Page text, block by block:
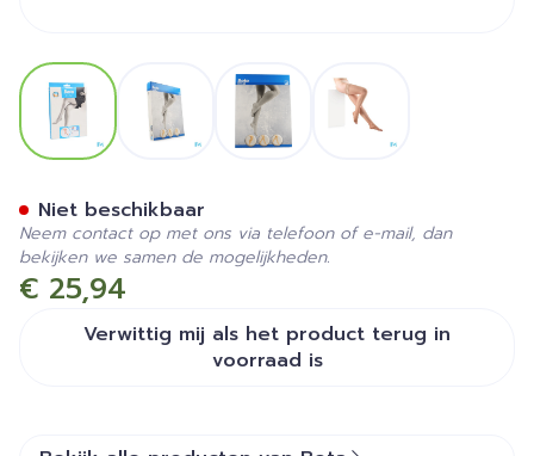
View larger imageView larger imageView larger image
€ 25,94
Verwittig mij als het product terug in
voorraad is
Niet beschikbaar
Neem contact op met ons via telefoon of e-mail, dan
bekijken we samen de mogelijkheden.